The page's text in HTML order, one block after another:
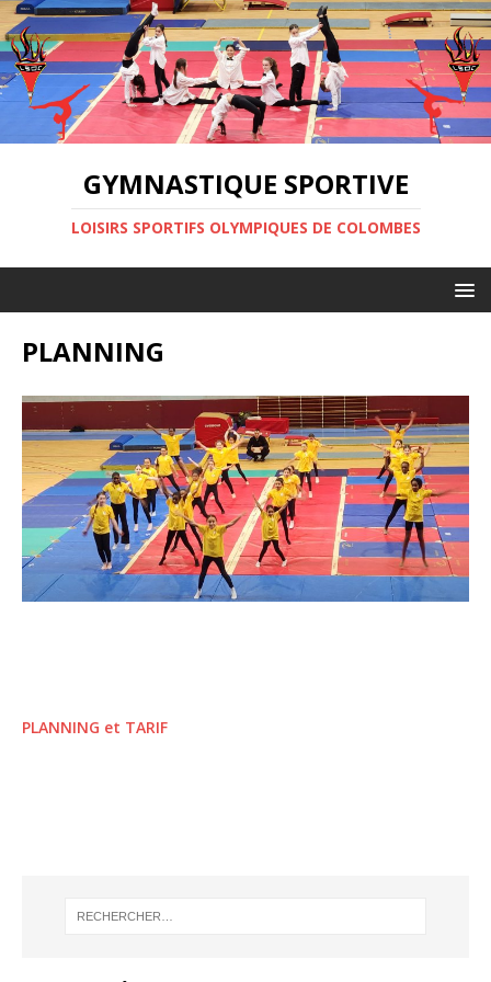
GYMNASTIQUE SPORTIVE
LOISIRS SPORTIFS OLYMPIQUES DE COLOMBES
PLANNING
PLANNING et TARIF